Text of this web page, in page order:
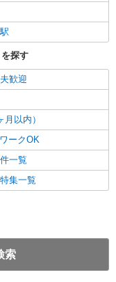
探す
歓迎
以内）
ークOK
一覧
集一覧
索